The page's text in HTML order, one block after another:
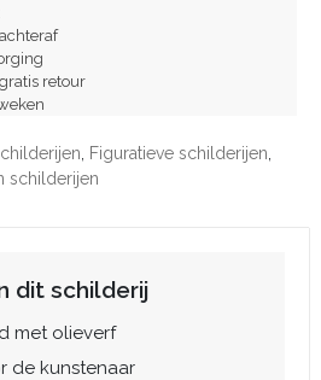
retour
Figuratieve schilderijen
schilderijen
dit schilderij
met olieverf
de kunstenaar